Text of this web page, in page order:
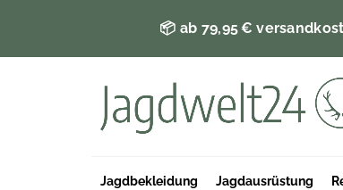
📦 ab 79,95 €
Jagdbekleidung Jagdausrüstung